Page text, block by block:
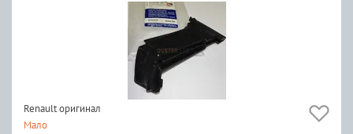
Renault оригинал
Мало